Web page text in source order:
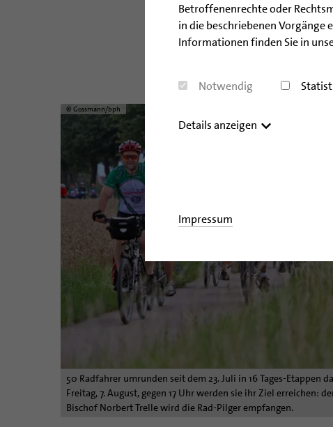
Betroffenenrechte oder
in die beschriebenen
Informationen finden Sie in
Notwendig
Details anzeigen
Impressum
Fahrradtour
© Gossmann/bph
50 Radfahrer umrunden seit dem 23. Juli in 16 Tages-Etappen
Freitag, 7. August, gegen 17 Uhr werden sie ihr Ziel erreichen:
Bischof Norbert Trelle wird die Rad-Pilger empfangen.